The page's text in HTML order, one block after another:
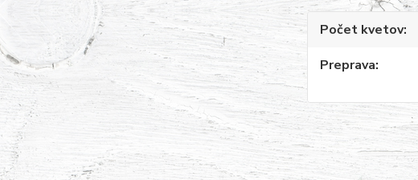
Počet kvetov
Preprava